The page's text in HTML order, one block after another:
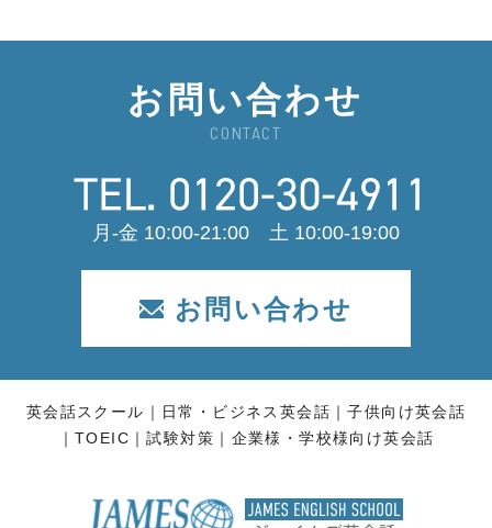
お問い合わせ
CONTACT
月-金 10:00-21:00 土 10:00-19:00
お問い合わせ
英会話スクール 日常・ビジネス英会話
子供向け英会話
TOEIC
試験対策 企業様・学校様向け英会話